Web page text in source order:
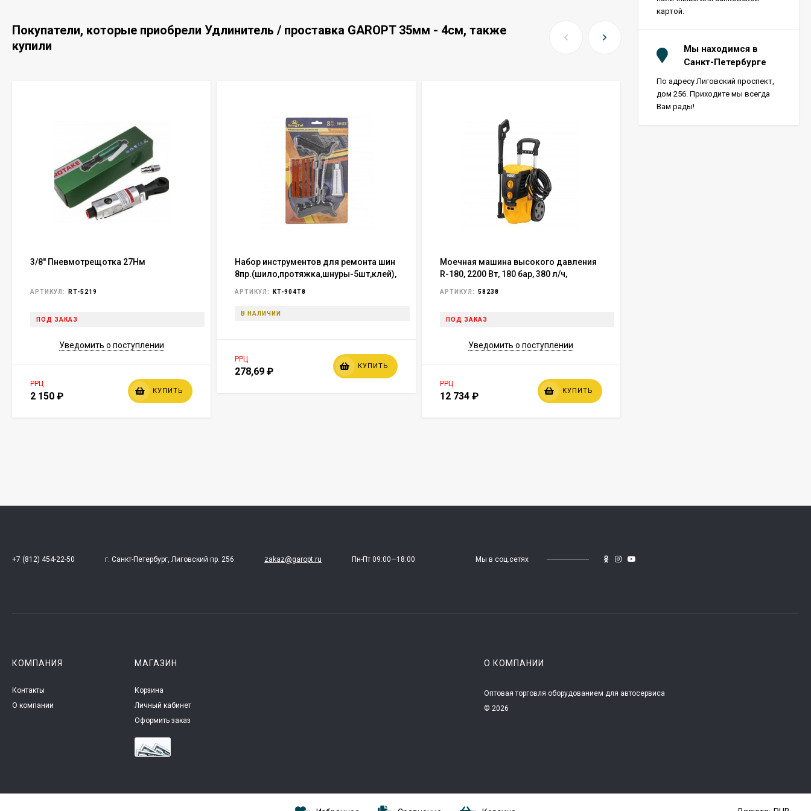
Покупатели, которые приобрели Удлинитель / проставка GAROPT 35мм - 4см, также
купили
3/8'' Пневмотрещотка 27Нм
АРТИКУЛ: RT-5219
ПОД ЗАКАЗ
Уведомить о поступлении
РРЦ
2 150 ₽ КУПИТЬ
Набор инструментов для ремонта шин
8пр.(шило,протяжка,шнуры-5шт,клей),
АРТИКУЛ: KT-904T8
В НАЛИЧИИ
РРЦ
278,69₽ КУПИТЬ
Моечная машина высокого давления
R-180, 2200 Вт, 180 бар, 380 л/ч,
АРТИКУЛ: 58238
ПОД ЗАКАЗ
Уведомить о поступлении
РРЦ
12 734 ₽ КУПИТЬ
картой.
Мы находимся в
Санкт-Петербурге
По адресу Лиговский проспект,
дом 256. Приходите мы всегда
Вам рады!
+7 (812) 454-22-50 г. Санкт-Петербург, Лиговский пр. 256 zakaz@garopt.ru Пн-Пт 09:00—18:00 Мы в соц.сетях
КОМПАНИЯ
Контакты
О компании
МАГАЗИН
Корзина
Личный кабинет
Оформить заказ
О КОМПАНИИ
Оптовая торговля оборудованием для автосервиса
© 2026